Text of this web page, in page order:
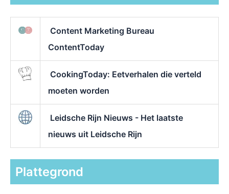
Content Marketing Bureau
ContentToday
CookingToday: Eetverhalen die verteld
moeten worden
Leidsche Rijn Nieuws - Het laatste
nieuws uit Leidsche Rijn
Plattegrond